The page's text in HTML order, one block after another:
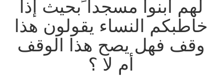
لهم ابنوا مسجدا ًبحيث إذا
خاطبكم النساء يقولون هذا
وقف فهل يصح هذا الوقف
أم لا ؟